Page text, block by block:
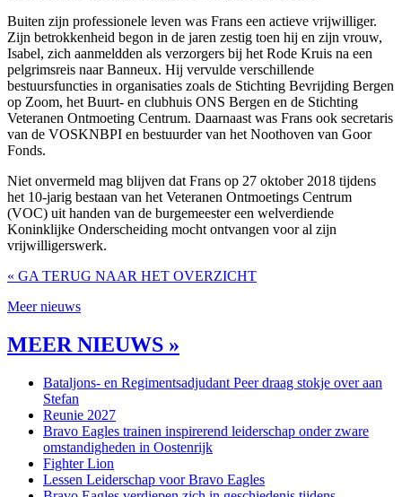
Buiten zijn professionele leven was Frans een actieve vrijwilliger.
Zijn betrokkenheid begon in de jaren zestig toen hij en zijn vrouw,
Isabel, zich aanmeldden als verzorgers bij het Rode Kruis na een
pelgrimsreis naar Banneux. Hij vervulde verschillende
bestuursfuncties in organisaties zoals de Stichting Bevrijding Bergen
op Zoom, het Buurt- en clubhuis ONS Bergen en de Stichting
Veteranen Ontmoeting Centrum. Daarnaast was Frans ook secretaris
van de VOSKNBPI en bestuurder van het Noothoven van Goor
Fonds.
Niet onvermeld mag blijven dat Frans op 27 oktober 2018 tijdens
het 10-jarig bestaan van het Veteranen Ontmoetings Centrum
(VOC) uit handen van de burgemeester een welverdiende
Koninklijke Onderscheiding mocht ontvangen voor al zijn
vrijwilligerswerk.
« GA TERUG NAAR HET OVERZICHT
Meer nieuws
MEER NIEUWS »
Bataljons- en Regimentsadjudant Peer draag stokje over aan
Stefan
Reunie 2027
Bravo Eagles trainen inspirerend leiderschap onder zware
omstandigheden in Oostenrijk
Fighter Lion
Lessen Leiderschap voor Bravo Eagles